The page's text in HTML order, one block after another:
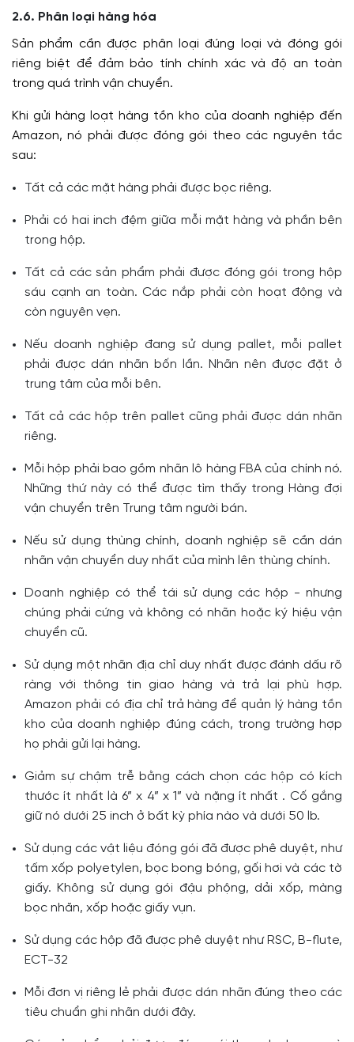
2.6. Phân loại hàng hóa
Sản phẩm cần được phân loại đúng loại và đóng gói
riêng biệt để đảm bảo tính chính xác và độ an toàn
trong quá trình vận chuyển.
Khi gửi hàng loạt hàng tồn kho của doanh nghiệp đến
Amazon, nó phải được đóng gói theo các nguyên tắc
sau:
Tất cả các mặt hàng phải được bọc riêng.
Phải có hai inch đệm giữa mỗi mặt hàng và phần bên
trong hộp.
Tất cả các sản phẩm phải được đóng gói trong hộp
sáu cạnh an toàn. Các nắp phải còn hoạt động và
còn nguyên vẹn.
Nếu doanh nghiệp đang sử dụng pallet, mỗi pallet
phải được dán nhãn bốn lần. Nhãn nên được đặt ở
trung tâm của mỗi bên.
Tất cả các hộp trên pallet cũng phải được dán nhãn
riêng.
Mỗi hộp phải bao gồm nhãn lô hàng FBA của chính nó.
Những thứ này có thể được tìm thấy trong Hàng đợi
vận chuyển trên Trung tâm người bán.
Nếu sử dụng thùng chính, doanh nghiệp sẽ cần dán
nhãn vận chuyển duy nhất của mình lên thùng chính.
Doanh nghiệp có thể tái sử dụng các hộp - nhưng
chúng phải cứng và không có nhãn hoặc ký hiệu vận
chuyển cũ.
Sử dụng một nhãn địa chỉ duy nhất được đánh dấu rõ
ràng với thông tin giao hàng và trả lại phù hợp.
Amazon phải có địa chỉ trả hàng để quản lý hàng tồn
kho của doanh nghiệp đúng cách, trong trường hợp
họ phải gửi lại hàng.
Giảm sự chậm trễ bằng cách chọn các hộp có kích
thước ít nhất là 6” x 4” x 1” và nặng ít nhất . Cố gắng
giữ nó dưới 25 inch ở bất kỳ phía nào và dưới 50 lb.
Sử dụng các vật liệu đóng gói đã được phê duyệt, như
tấm xốp polyetylen, bọc bong bóng, gối hơi và các tờ
giấy. Không sử dụng gói đậu phộng, dải xốp, màng
bọc nhăn, xốp hoặc giấy vụn.
Sử dụng các hộp đã được phê duyệt như RSC, B-flute,
ECT-32
Mỗi đơn vị riêng lẻ phải được dán nhãn đúng theo các
tiêu chuẩn ghi nhãn dưới đây.